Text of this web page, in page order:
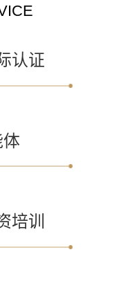
认证
培训